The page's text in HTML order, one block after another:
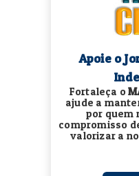
Apoie o
Fortaleça o
ajude a
por quem
compromisso
valorizar a